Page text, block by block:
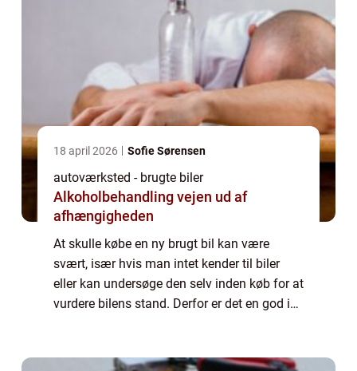
18 april 2026 Sofie Sørensen
autoværksted - brugte biler
Alkoholbehandling vejen ud af
afhængigheden
At skulle købe en ny brugt bil kan være
svært, især hvis man intet kender til biler
eller kan undersøge den selv inden køb for at
vurdere bilens stand. Derfor er det en god ide